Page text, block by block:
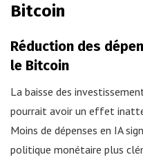
Bitcoin
Réduction des
le Bitcoin
La baisse des
pourrait avoir un effet
Moins de dépenses en IA
politique monétaire plus